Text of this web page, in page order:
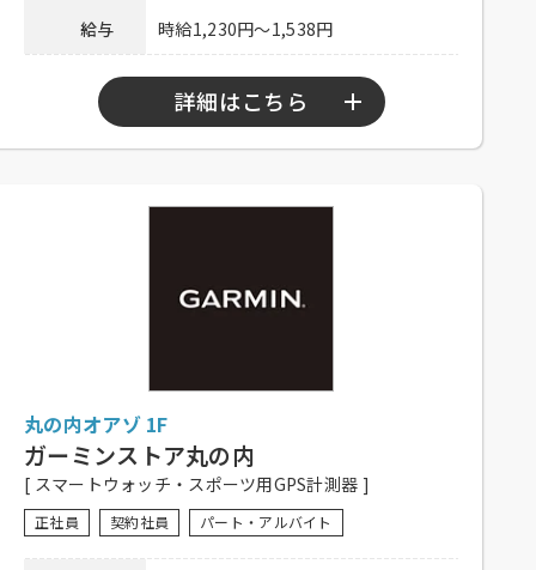
給与 時給1,230円～1,538円
詳細はこちら
経験者可
ない有り、研修有り（時給変動なし）、制
服一部貸与、系列店スタッフ割引有り、交
通費一部支給（上限15,000円／月）
備考
履歴書不要！ぜひお気軽にご応募くださ
い。
丸の内オアゾ 1F
ガーミンストア丸の内
[ スマートウォッチ・スポーツ用GPS計測器 ]
正社員 契約社員 パート・アルバイト